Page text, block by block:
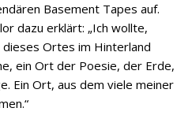
Basement Tapes auf.
dazu erklärt: „Ich wollte,
dieses Ortes im Hinterland
ein Ort der Poesie, der Erde,
Ein Ort, aus dem viele meiner